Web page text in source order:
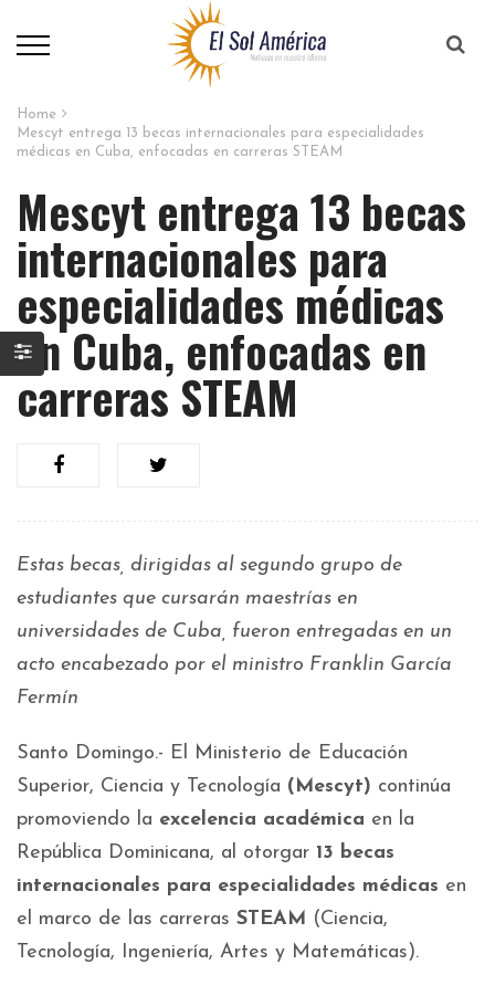
Home
Mescyt entrega 13 becas internacionales para especialidades
médicas en Cuba, enfocadas en carreras STEAM
Mescyt entrega 13 becas
internacionales para
especialidades médicas
en Cuba, enfocadas en
carreras STEAM
Estas becas, dirigidas al segundo grupo de
estudiantes que cursarán maestrías en
universidades de Cuba, fueron entregadas en un
acto encabezado por el ministro Franklin García
Fermín
Santo Domingo.- El Ministerio de Educación
Superior, Ciencia y Tecnología (Mescyt) continúa
promoviendo la excelencia académica en la
República Dominicana, al otorgar 13 becas
internacionales para especialidades médicas en
el marco de las carreras STEAM (Ciencia,
Tecnología, Ingeniería, Artes y Matemáticas).